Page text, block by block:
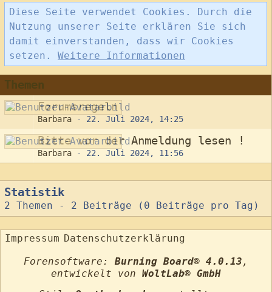
Diese Seite verwendet Cookies. Durch die
Nutzung unserer Seite erklären Sie sich
damit einverstanden, dass wir Cookies
setzen. Weitere Informationen
Themen
Forumsregeln
Barbara - 22. Juli 2024, 14:25
Bitte vor der Anmeldung lesen !
Barbara - 22. Juli 2024, 11:56
Statistik
2 Themen - 2 Beiträge (0 Beiträge pro Tag)
Impressum Datenschutzerklärung
Forensoftware: Burning Board® 4.0.13 ,
entwickelt von WoltLab® GmbH